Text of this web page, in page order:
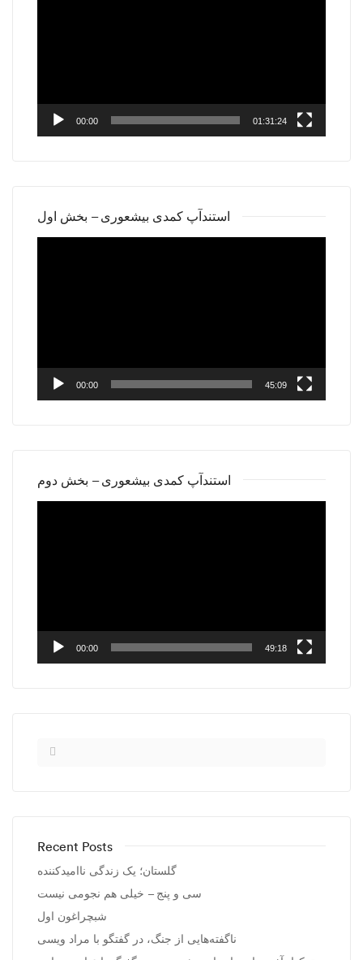
00:00 01:31:24
استندآپ کمدی بیشعوری – بخش اول
00:00 45:09
استندآپ کمدی بیشعوری – بخش دوم
00:00 49:18
Recent Posts
گلستان؛ یک زندگی ناامیدکننده
سی و پنج – خیلی هم نجومی نیست
شبچراغون اول
ناگفته‌هایی از جنگ، در گفتگو با مراد ویسی